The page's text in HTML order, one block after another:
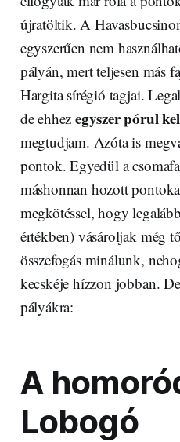
újratöltik. A
egyszerűen nem
pályán, mert teljesen más
Hargita sírégió tagjai.
de ehhez egyszer pórul
megtudjam. Azóta is
pontok. Egyedül a
máshonnan hozott
megkötéssel, hogy
értékben) vásároljak még
összefogás minálunk,
kecskéje hízzon jobban.
pályákra:
A
Lobogó